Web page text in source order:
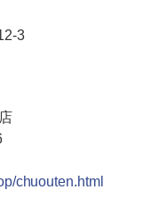
3
chuouten.html